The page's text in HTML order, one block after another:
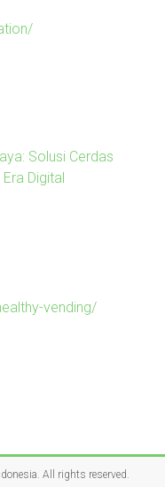
Solusi Cerdas
Digital
vending/
. All rights reserved.